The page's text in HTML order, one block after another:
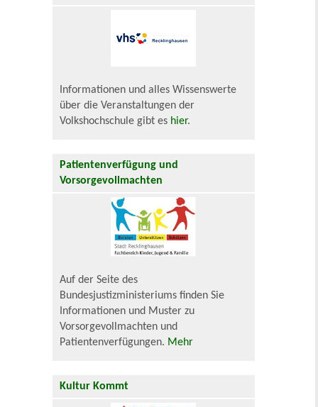
Informationen und alles Wissenswerte
über die Veranstaltungen der
Volkshochschule gibt es hier.
Patientenverfügung und
Vorsorgevollmachten
Auf der Seite des
Bundesjustizministeriums finden Sie
Informationen und Muster zu
Vorsorgevollmachten und
Patientenverfügungen. Mehr
Kultur Kommt